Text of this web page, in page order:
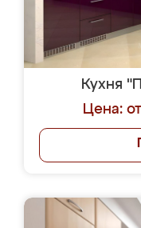
Кухня
Цена: